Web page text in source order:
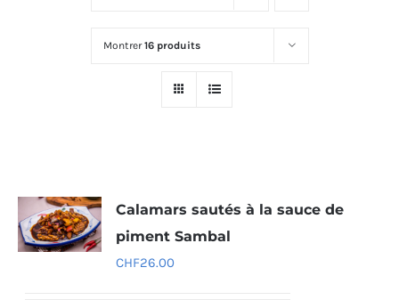
Montrer16 produits
Calamars sautés à la sauce de
piment Sambal
CHF26.00